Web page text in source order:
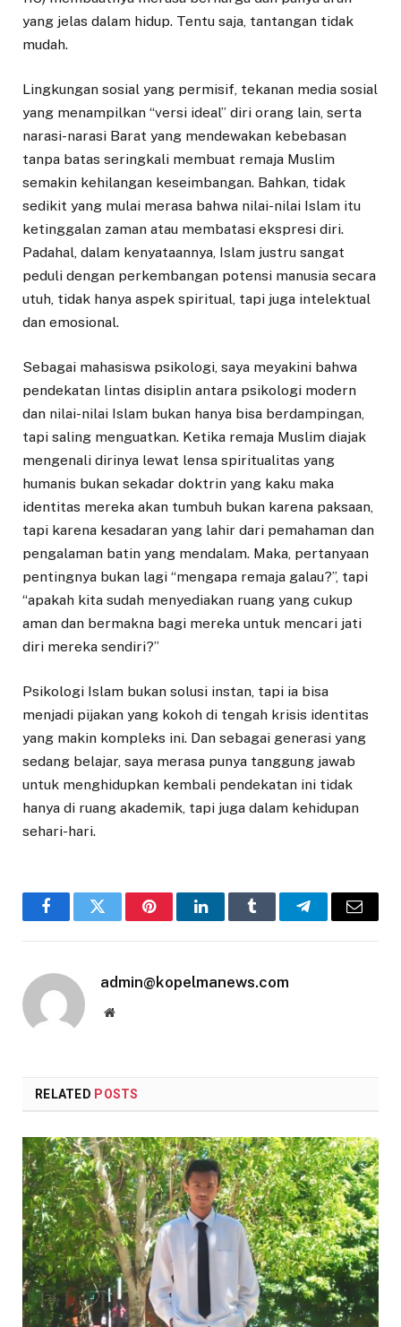
yang jelas dalam hidup. Tentu saja, tantangan tidak
mudah.
Lingkungan sosial yang permisif, tekanan media sosial
yang menampilkan “versi ideal” diri orang lain, serta
narasi-narasi Barat yang mendewakan kebebasan
tanpa batas seringkali membuat remaja Muslim
semakin kehilangan keseimbangan. Bahkan, tidak
sedikit yang mulai merasa bahwa nilai-nilai Islam itu
ketinggalan zaman atau membatasi ekspresi diri.
Padahal, dalam kenyataannya, Islam justru sangat
peduli dengan perkembangan potensi manusia secara
utuh, tidak hanya aspek spiritual, tapi juga intelektual
dan emosional.
Sebagai mahasiswa psikologi, saya meyakini bahwa
pendekatan lintas disiplin antara psikologi modern
dan nilai-nilai Islam bukan hanya bisa berdampingan,
tapi saling menguatkan. Ketika remaja Muslim diajak
mengenali dirinya lewat lensa spiritualitas yang
humanis bukan sekadar doktrin yang kaku maka
identitas mereka akan tumbuh bukan karena paksaan,
tapi karena kesadaran yang lahir dari pemahaman dan
pengalaman batin yang mendalam. Maka, pertanyaan
pentingnya bukan lagi “mengapa remaja galau?”, tapi
“apakah kita sudah menyediakan ruang yang cukup
aman dan bermakna bagi mereka untuk mencari jati
diri mereka sendiri?”
Psikologi Islam bukan solusi instan, tapi ia bisa
menjadi pijakan yang kokoh di tengah krisis identitas
yang makin kompleks ini. Dan sebagai generasi yang
sedang belajar, saya merasa punya tanggung jawab
untuk menghidupkan kembali pendekatan ini tidak
hanya di ruang akademik, tapi juga dalam kehidupan
sehari-hari.
FacebookTwitter PinterestLinkedInTumblr TelegramEmail
admin@kopelmanews.com
Website
RELATED POSTS